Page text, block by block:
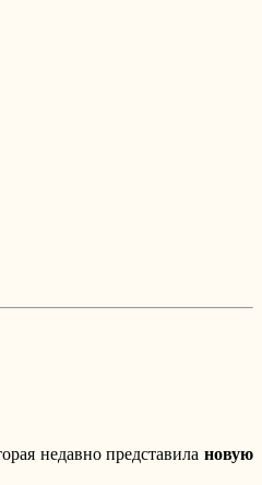
недавно представила новую